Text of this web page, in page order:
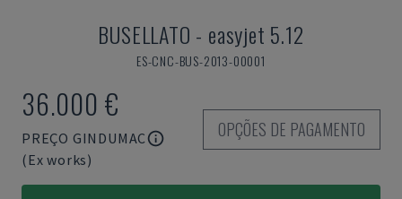
BUSELLATO - easyjet 5.12
ES-CNC-BUS-2013-00001
36.000 €
PREÇO GINDUMAC
(Ex works)
OPÇÕES DE PAGAMENTO